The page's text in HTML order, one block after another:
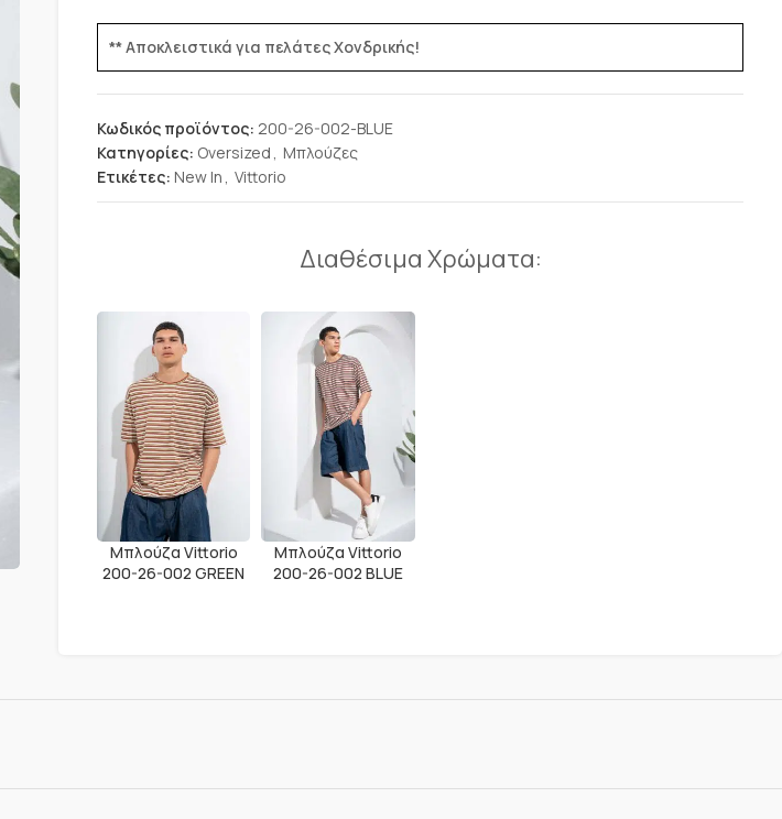
** Αποκλειστικά για πελάτες Χονδρικής!
Κωδικός προϊόντος: 200-26-002-BLUE
Κατηγορίες: Oversized , Μπλούζες
Ετικέτες: New In , Vittorio
Διαθέσιμα Χρώματα:
Μπλούζα Vittorio
200-26-002 GREEN
Μπλούζα Vittorio
200-26-002 BLUE